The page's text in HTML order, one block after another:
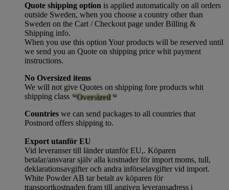
Quote shipping option is applied automatically on all orders
outside Sweden, when you choose a country other than
Sweden on the Cart / Checkout page under Billing &
Shipping info.
When you use this option Your products will be reserved until
we send you an Quote on shipping price whit payment
instructions.
No Oversized items
We will not give Quotes on shipping fore products whit
shipping class “Oversized “
Countries we can send packages to all countries that
Postnord offers shipping to.
Export utanför EU
Vid leveranser till länder utanför EU,. Köparen
betalar/ansvarar själv alla kostnader för import moms, tull,
deklarationsavgifter och andra införselavgifter vid import.
White Powder AB tar betalt av köparen för
transportkostnaden fram till angiven leveransadress i